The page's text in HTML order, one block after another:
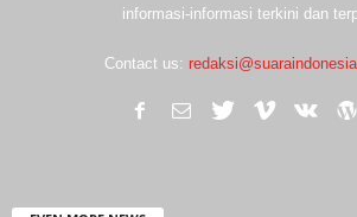
informasi-informasi terkini dan
Contact us: